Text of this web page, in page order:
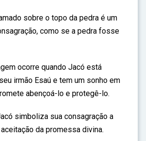
sobre o topo da pedra é um
como se a pedra fosse
ocorre quando Jacó está
irmão Esaú e tem um sonho em
abençoá-lo e protegê-lo.
simboliza sua consagração a
da promessa divina.